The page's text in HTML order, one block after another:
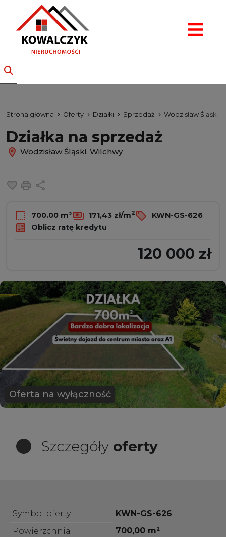
Strona główna Oferty Działki Sprzedaż Wodzisław Śląski
Działka na sprzedaż
Wodzisław Śląski, Wilchwy
Dodaj do ulubionych
Drukuj
700.00 m² 171,43 zł/m2
KWN-GS-626
Oblicz ratę kredytu
120 000 zł
Oferta na wyłączność
Szczegóły oferty
Symbol oferty
KWN-GS-626
Powierzchnia
700,00 m²